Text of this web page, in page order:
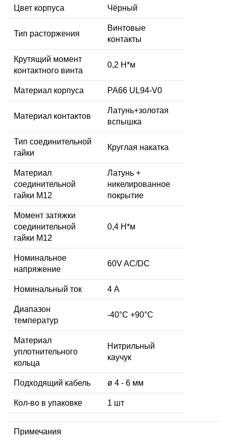
Цвет корпуса Чёрный
Тип расторжения
Винтовые
контакты
Крутящий момент
контактного винта
0,2 Н*м
Материал корпуса PA66 UL94-V0
Материал контактов
Латунь+золотая
вспышка
Тип соединительной
гайки
Круглая накатка
Материал
соединительной
гайки M12
Латунь +
никелированное
покрытие
Момент затяжки
соединительной
гайки M12
0,4 Н*м
Номинальное
напряжение
60V AC/DC
Номинальный ток 4 А
Диапазон
температур
-40°C +90°C
Материал
уплотнительного
кольца
Нитрильный
каучук
Подходящий кабель ø 4 - 6 мм
Кол-во в упаковке 1 шт
Примечания